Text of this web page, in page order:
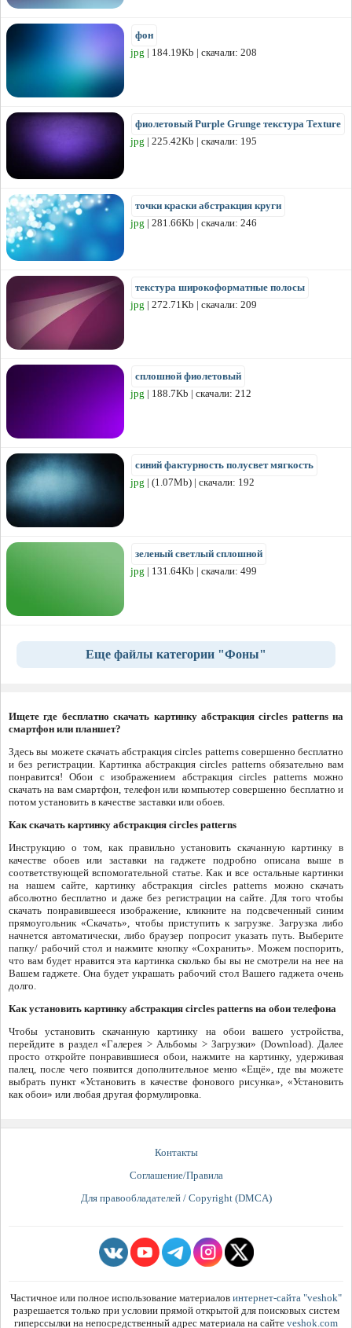
фон
jpg | 184.19Kb | скачали: 208
фиолетовый Purple Grunge текстура Texture
jpg | 225.42Kb | скачали: 195
точки краски абстракция круги
jpg | 281.66Kb | скачали: 246
текстура широкоформатные полосы
jpg | 272.71Kb | скачали: 209
сплошной фиолетовый
jpg | 188.7Kb | скачали: 212
синий фактурность полусвет мягкость
jpg | (1.07Mb) | скачали: 192
зеленый светлый сплошной
jpg | 131.64Kb | скачали: 499
Еще файлы категории "Фоны"
Ищете где бесплатно скачать картинку абстракция circles patterns на
смартфон или планшет?
Здесь вы можете скачать абстракция circles patterns совершенно бесплатно
и без регистрации. Картинка абстракция circles patterns обязательно вам
понравится! Обои с изображением абстракция circles patterns можно
скачать на вам смартфон, телефон или компьютер совершенно бесплатно и
потом установить в качестве заставки или обоев.
Как скачать картинку абстракция circles patterns
Инструкцию о том, как правильно установить скачанную картинку в
качестве обоев или заставки на гаджете подробно описана выше в
соответствующей вспомогательной статье. Как и все остальные картинки
на нашем сайте, картинку абстракция circles patterns можно скачать
абсолютно бесплатно и даже без регистрации на сайте. Для того чтобы
скачать понравившееся изображение, кликните на подсвеченный синим
прямоугольник «Скачать», чтобы приступить к загрузке. Загрузка либо
начнется автоматически, либо браузер попросит указать путь. Выберите
папку/ рабочий стол и нажмите кнопку «Сохранить». Можем поспорить,
что вам будет нравится эта картинка сколько бы вы не смотрели на нее на
Вашем гаджете. Она будет украшать рабочий стол Вашего гаджета очень
долго.
Как установить картинку абстракция circles patterns на обои телефона
Чтобы установить скачанную картинку на обои вашего устройства,
перейдите в раздел «Галерея > Альбомы > Загрузки» (Download). Далее
просто откройте понравившиеся обои, нажмите на картинку, удерживая
палец, после чего появится дополнительное меню «Ещё», где вы можете
выбрать пункт «Установить в качестве фонового рисунка», «Установить
как обои» или любая другая формулировка.
Контакты
Соглашение/Правила
Для правообладателей / Copyright (DMCA)
Частичное или полное использование материалов интернет-сайта "veshok"
разрешается только при условии прямой открытой для поисковых систем
гиперссылки на непосредственный адрес материала на сайте veshok.com